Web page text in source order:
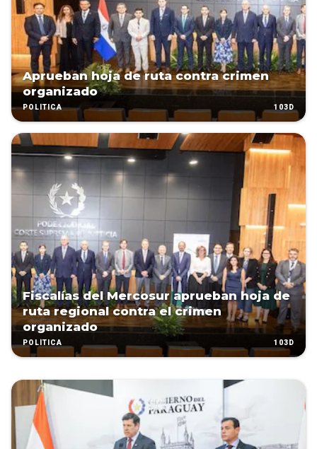
Aprueban hoja de ruta contra crimen
organizado
POLÍTICA 103D
Fiscalías del Mercosur aprueban hoja de
ruta regional contra el crimen
organizado
POLÍTICA 103D